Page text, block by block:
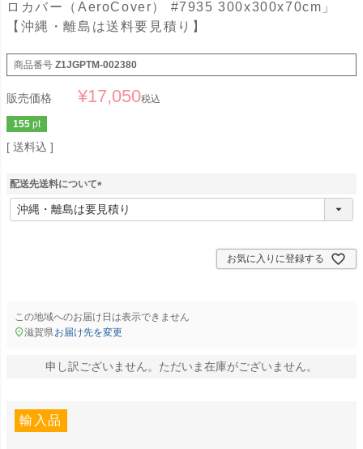
ロカバー（AeroCover） #7935 300x300x70cm」
【沖縄・離島は送料要見積り】
商品番号 Z1JGPTM-002380
販売価格 ¥17,050税込
155 pt
送料込
配送先送料について
(
必
お気に入りに登録する
この地域へのお届け日は表示できません
滋賀県お届け先を変更
申し訳ございません。ただいま在庫がございません。
輸入品